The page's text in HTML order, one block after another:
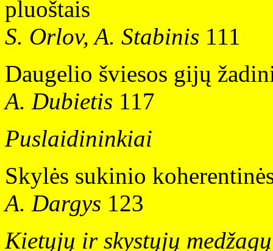
pluoštais
S. Orlov, A. Stabinis 111
Daugelio šviesos gijų
A. Dubietis 117
Puslaidininkiai
Skylės sukinio
A. Dargys 123
Kietųjų ir skystųjų